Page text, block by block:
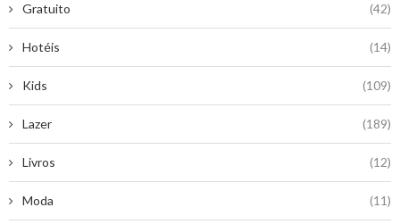
Gratuito (42)
Hotéis (14)
Kids (109)
Lazer (189)
Livros (12)
Moda (11)